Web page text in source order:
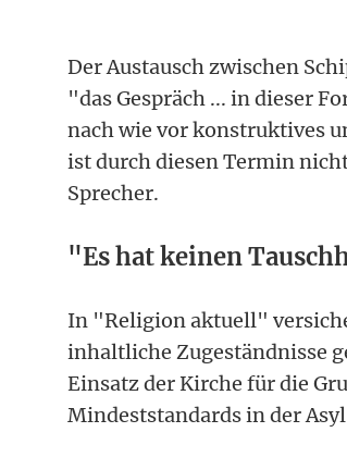
Der Austausch zwischen
"das Gespräch ... in dieser
nach wie vor konstruktives
ist durch diesen Termin
Sprecher.
"Es hat keinen
In "Religion aktuell"
inhaltliche Zugeständnisse
Einsatz der Kirche für die
Mindeststandards in der